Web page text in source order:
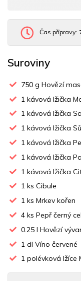
Čas přípravy:
Suroviny
750 g Hovězí
1 kávová lžička
1 kávová lžička
1 kávová lžička
1 kávová lžička
1 kávová lžička
1 kávová lžička
1 ks Cibule
1 ks Mrkev kořen
4 ks Pepř černý
0.25 l Hovězí
1 dl Víno červené
1 polévková lžíce